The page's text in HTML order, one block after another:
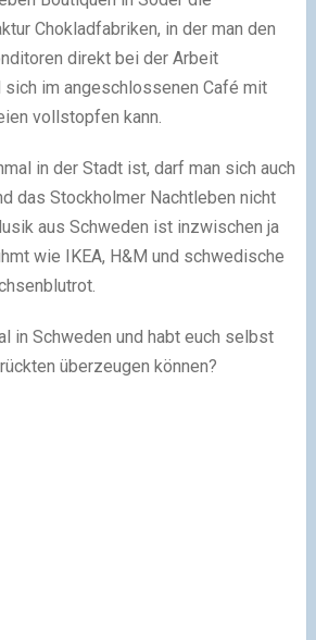
Chokladfabriken, in der man den
direkt bei der Arbeit
sich im angeschlossenen Café mit
vollstopfen kann.
in der Stadt ist, darf man sich auch
das Stockholmer Nachtleben nicht
aus Schweden ist inzwischen ja
wie IKEA, H&M und schwedische
in Schweden und habt euch selbst
überzeugen können?